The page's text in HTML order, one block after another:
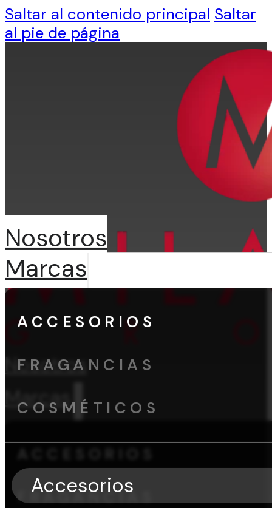
Saltar al contenido principal Saltar
al pie de página
Nosotros
Marcas
ACCESORIOS
FRAGANCIAS
Nosotros
Marcas
ACCESORIOS
FRAGANCIAS
COSMÉTICOS
Accesorios